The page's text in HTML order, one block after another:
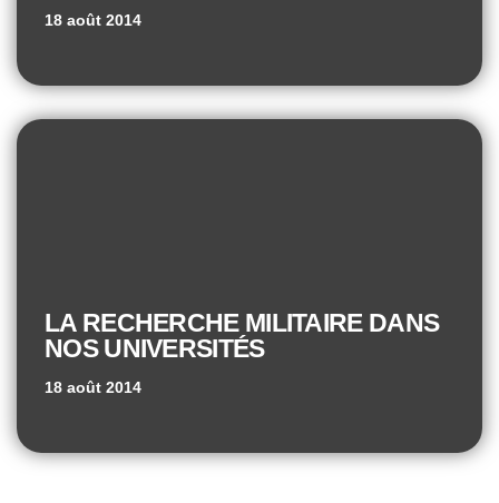
18 août 2014
LA RECHERCHE MILITAIRE DANS
NOS UNIVERSITÉS
18 août 2014